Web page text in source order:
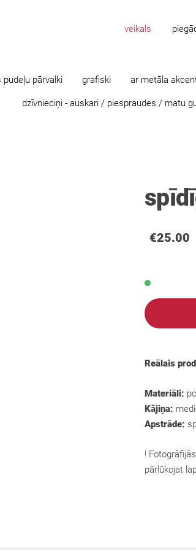
veikals
pudeļu pārvalki grafiski ar metāla
dzīvnieciņi - auskari / piespraudes / matu
€25.00
Reālais
Materiāli:
Kājiņa:
Apstrāde:
!
pārlūkojat